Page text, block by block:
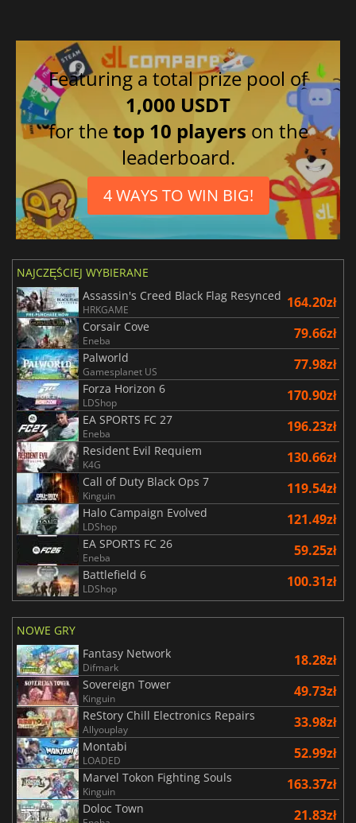
Featuring a total prize pool of
1,000 USDT
for thetop 10 players on the
leaderboard.
4 WAYS TO WIN BIG!
NAJCZĘŚCIEJ WYBIERANE
Assassin's Creed Black Flag Resynced
HRKGAME 164.20zł
Corsair Cove
Eneba 79.66zł
Palworld
Gamesplanet US 77.98zł
Forza Horizon 6
LDShop 170.90zł
EA SPORTS FC 27
Eneba 196.23zł
Resident Evil Requiem
K4G 130.66zł
Call of Duty Black Ops 7
Kinguin 119.54zł
Halo Campaign Evolved
LDShop 121.49zł
EA SPORTS FC 26
Eneba 59.25zł
Battlefield 6
LDShop 100.31zł
NOWE GRY
Fantasy Network
Difmark 18.28zł
Sovereign Tower
Kinguin 49.73zł
ReStory Chill Electronics Repairs
Allyouplay 33.98zł
Montabi
LOADED 52.99zł
Marvel Tokon Fighting Souls
Kinguin 163.37zł
Doloc Town 21.83zł